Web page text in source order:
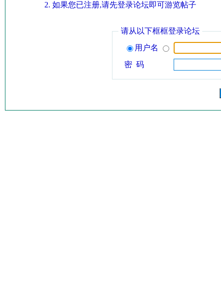
如果您已注册,请先登录论坛即可游览帖子
请从以下框框登录论坛
用户名
密 码